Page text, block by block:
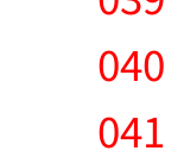
040
041